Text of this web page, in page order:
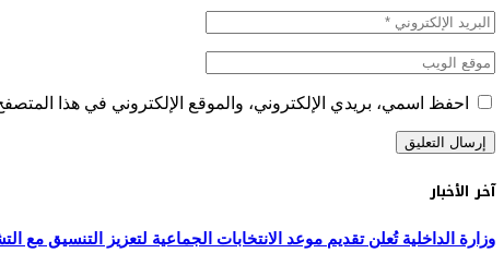
احفظ اسمي، بريدي الإلكتروني، والموقع الإلكتروني في هذا
آخر الأخبار
وزارة الداخلية تُعلن تقديم موعد الانتخابات الجماعية لتعزيز التنسيق مع